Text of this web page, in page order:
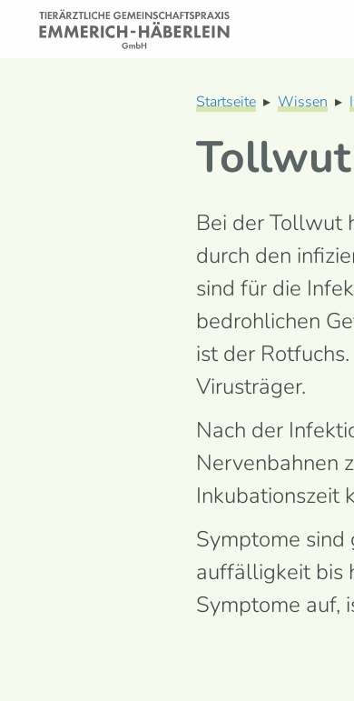
Zum
Inhalt
Startseite▸ Wissen▸
Bei der Tollwut
durch den
sind für die
bedrohlichen
ist der
Virus­träger.
Nach der
Nervenbahnen
Inkubationszeit
Symptome
auffällig­keit bis
Symptome auf,